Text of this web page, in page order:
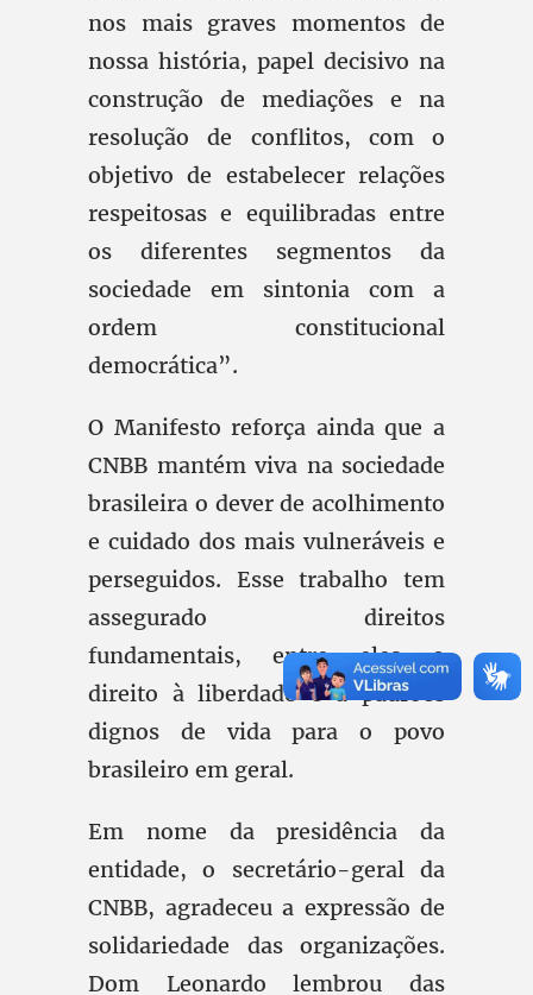
nos mais graves momentos de
nossa história, papel decisivo na
construção de mediações e na
resolução de conflitos, com o
objetivo de estabelecer relações
respeitosas e equilibradas entre
os diferentes segmentos da
sociedade em sintonia com a
ordem constitucional
democrática”.
O Manifesto reforça ainda que a
CNBB mantém viva na sociedade
brasileira o dever de acolhimento
e cuidado dos mais vulneráveis e
perseguidos. Esse trabalho tem
assegurado direitos
fundamentais, entre eles o
direito à liberdade e a padrões
dignos de vida para o povo
brasileiro em geral.
Em nome da presidência da
entidade, o secretário-geral da
CNBB, agradeceu a expressão de
solidariedade das organizações.
Dom Leonardo lembrou das